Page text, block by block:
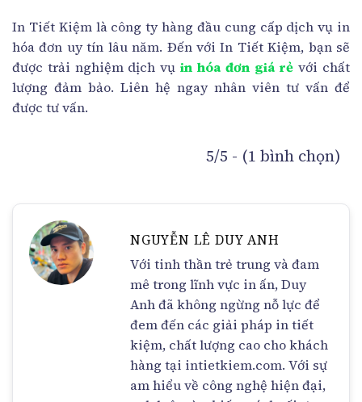
In Tiết Kiệm là công ty hàng đầu cung cấp dịch vụ in
hóa đơn uy tín lâu năm. Đến với In Tiết Kiệm, bạn sẽ
được trải nghiệm dịch vụin hóa đơn giá rẻ với chất
lượng đảm bảo. Liên hệ ngay nhân viên tư vấn để
được tư vấn.
5/5 - (1 bình chọn)
NGUYỄN LÊ DUY ANH
Với tinh thần trẻ trung và đam
mê trong lĩnh vực in ấn, Duy
Anh đã không ngừng nỗ lực để
đem đến các giải pháp in tiết
kiệm, chất lượng cao cho khách
hàng tại intietkiem.com. Với sự
am hiểu về công nghệ hiện đại,